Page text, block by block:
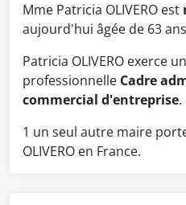
Mme Patricia OLIVERO est
aujourd'hui âgée de 63
Patricia OLIVERO exerce
professionnelle Cadre
commercial d'entreprise.
1 un seul autre maire
OLIVERO en France.